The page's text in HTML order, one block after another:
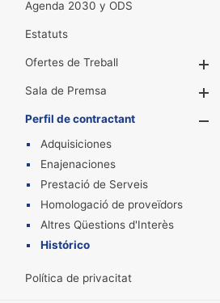
Agenda 2030 y ODS
Estatuts
Ofertes de Treball
Sala de Premsa
Perfil de contractant
Adquisiciones
Enajenaciones
Prestació de Serveis
Homologació de proveïdors
Altres Qüestions d'Interès
Histórico
Política de privacitat